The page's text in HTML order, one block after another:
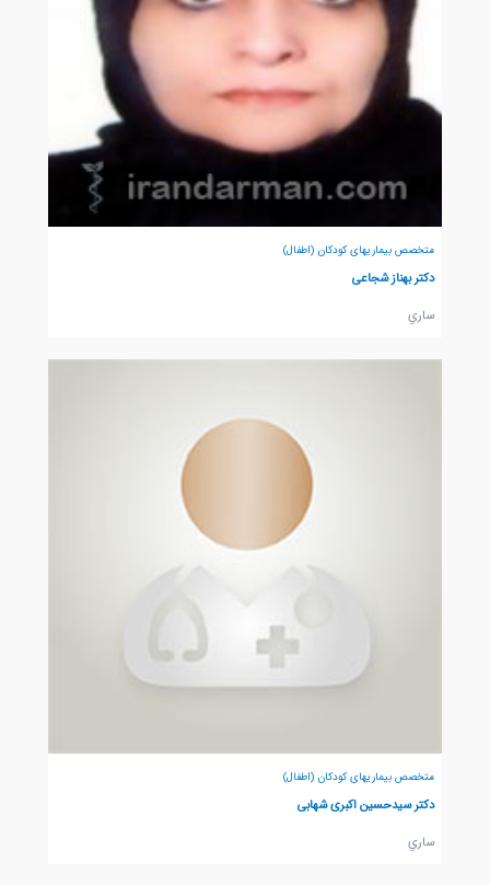
متخصص بیماریهای کودکان (اطفال)
دکتر بهناز شجاعی
ساري
متخصص بیماریهای کودکان (اطفال)
دکتر سیدحسین اکبری شهابی
ساري